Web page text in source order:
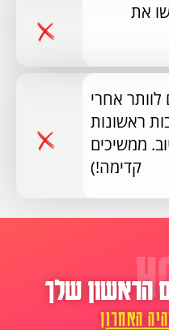
את
אחרי
ראשונות
ממשיכים
קדימה!)
הראשון שלך
האחרון